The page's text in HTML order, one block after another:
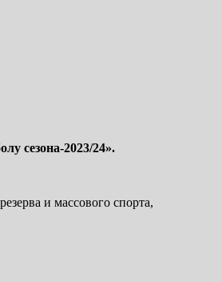
сезона-2023/24».
и массового спорта,